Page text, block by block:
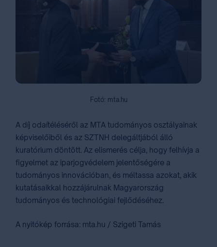
Fotó: mta.hu
A díj odaítéléséről az MTA tudományos osztályainak
képviselőiből és az SZTNH delegáltjából álló
kuratórium döntött. Az elismerés célja, hogy felhívja a
figyelmet az iparjogvédelem jelentőségére a
tudományos innovációban, és méltassa azokat, akik
kutatásaikkal hozzájárulnak Magyarország
tudományos és technológiai fejlődéséhez.
A nyitókép forrása: mta.hu / Szigeti Tamás